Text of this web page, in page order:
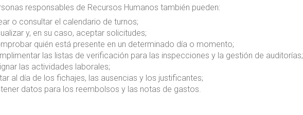
responsables de Recursos Humanos también pueden:
o consultar el calendario de turnos;
y, en su caso, aceptar solicitudes;
quién está presente en un determinado día o momento;
las listas de verificación para las inspecciones y la gestión de auditorías;
las actividades laborales;
al día de los fichajes, las ausencias y los justificantes;
datos para los reembolsos y las notas de gastos.